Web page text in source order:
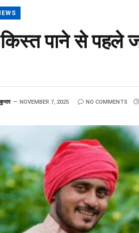
पाने से
NOVEMBER 7, 2025 NO COMMENTS